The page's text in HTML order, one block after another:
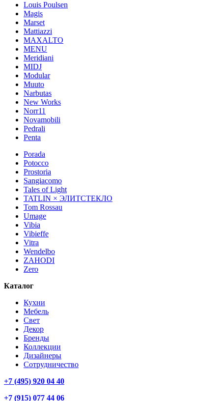
Louis Poulsen
Magis
Marset
Mattiazzi
MAXALTO
MENU
Meridiani
MIDJ
Modular
Muuto
Narbutas
New Works
Norr11
Novamobili
Pedrali
Penta
Porada
Potocco
Prostoria
Sangiacomo
Tales of Light
TATLIN × ЭЛИТСТЕКЛО
Tom Rossau
Umage
Vibia
Vibieffe
Vitra
Wendelbo
ZAHODI
Zero
Каталог
Кухни
Мебель
Свет
Декор
Бренды
Коллекции
Дизайнеры
Сотрудничество
+7 (495) 920 04 40
+7 (915) 077 44 06